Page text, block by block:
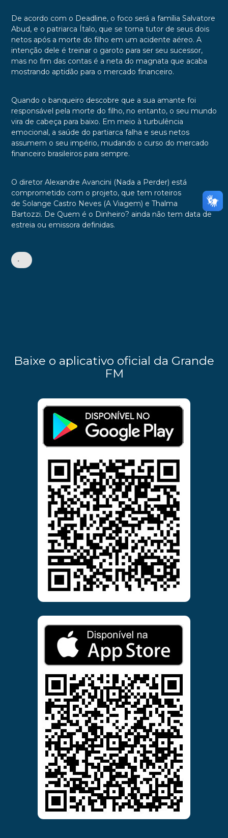
De acordo com o Deadline, o foco será a família Salvatore
Abud, e o patriarca Ítalo, que se torna tutor de seus dois
netos após a morte do filho em um acidente aéreo. A
intenção dele é treinar o garoto para ser seu sucessor,
mas no fim das contas é a neta do magnata que acaba
mostrando aptidão para o mercado financeiro.
Quando o banqueiro descobre que a sua amante foi
responsável pela morte do filho, no entanto, o seu mundo
vira de cabeça para baixo. Em meio à turbulência
emocional, a saúde do partiarca falha e seus netos
assumem o seu império, mudando o curso do mercado
financeiro brasileiros para sempre.
O diretor Alexandre Avancini (Nada a Perder) está
comprometido com o projeto, que tem roteiros
de Solange Castro Neves (A Viagem) e Thalma
Bartozzi. De Quem é o Dinheiro? ainda não tem data de
estreia ou emissora definidas.
•
Baixe o aplicativo oficial da Grande
FM